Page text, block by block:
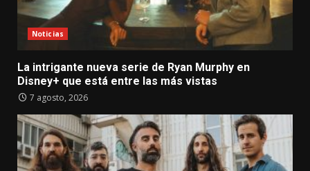
Noticias
La intrigante nueva serie de Ryan Murphy en
Disney+ que está entre las más vistas
7 agosto, 2026